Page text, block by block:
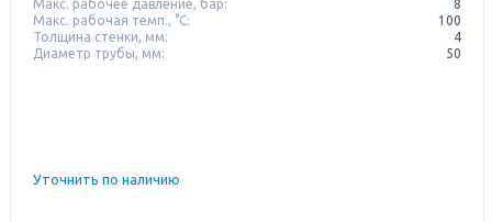
Макс. рабочее давление, бар:
8
Макс. рабочая темп., °С:
100
Толщина стенки, мм:
4
Диаметр трубы, мм:
50
Уточнить по наличию